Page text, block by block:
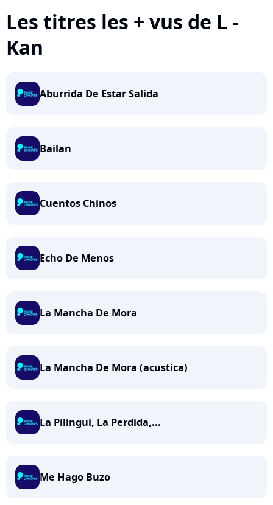
Les titres les + vus de L -
Kan
Aburrida De Estar Salida
Bailan
Cuentos Chinos
Echo De Menos
La Mancha De Mora
La Mancha De Mora (acustica)
La Pilingui, La Perdida,...
Me Hago Buzo